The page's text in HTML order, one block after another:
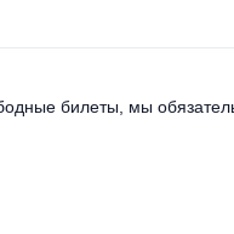
билеты, мы